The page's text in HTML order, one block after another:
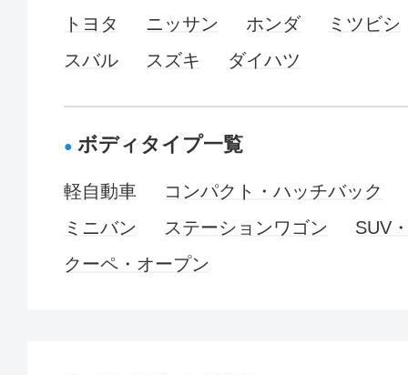
トヨタ ニッサン ホンダ
ミツビシ
スバル
スズキ ダイハツ
ボディタイプ一覧
軽自動車
コンパクト・ハッチバック
ミニバン
ステーションワゴン
SUV
クーペ・オープン